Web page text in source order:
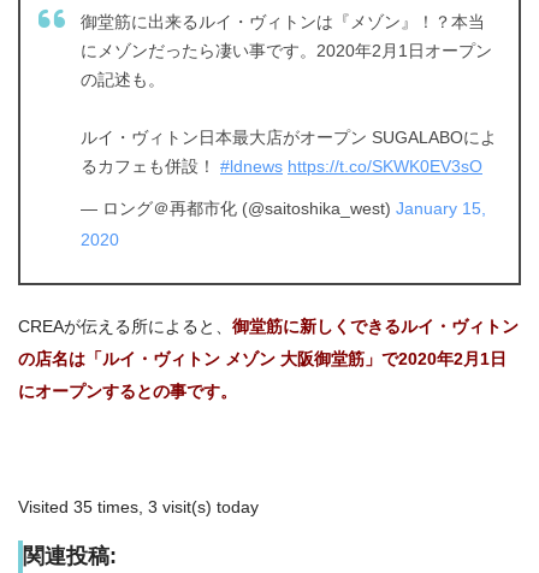
御堂筋に出来るルイ・ヴィトンは『メゾン』！？本当
にメゾンだったら凄い事です。2020年2月1日オープン
の記述も。
ルイ・ヴィトン日本最大店がオープン SUGALABOによ
るカフェも併設！ #ldnews https://t.co/SKWK0EV3sO
— ロング＠再都市化 (@saitoshika_west) January 15,
2020
CREAが伝える所によると、 御堂筋に新しくできるルイ・ヴィトン
の店名は「ルイ・ヴィトン メゾン 大阪御堂筋」で2020年2月1日
にオープンするとの事です。
Visited 35 times, 3 visit(s) today
関連投稿: